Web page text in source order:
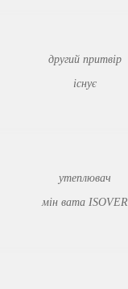
другий притвір
існує
утеплювач
мін вата ISOVER